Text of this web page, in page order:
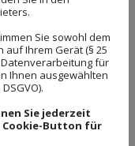
oder
des
Sie sowohl dem
Ihrem Gerät (§ 25
Datenverarbeitung für
Ihnen ausgewählten
Sie jederzeit
Cookie-Button für